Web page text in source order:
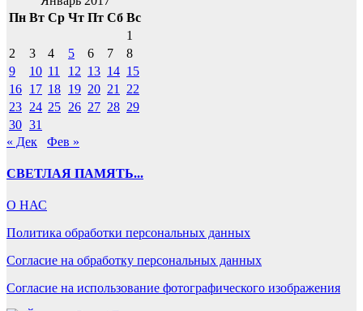
Пн Вт Ср Чт Пт Сб Вс
1
2
3 4 5 6 7
8
9
10 11 12 13 14 15
16 17 18 19 20 21
22
23 24 25 26 27 28 29
30 31
« Дек
Фев »
СВЕТЛАЯ ПАМЯТЬ...
О НАС
Политика обработки персональных данных
Согласие на обработку персональных данных
Согласие на использование фотографического изображения